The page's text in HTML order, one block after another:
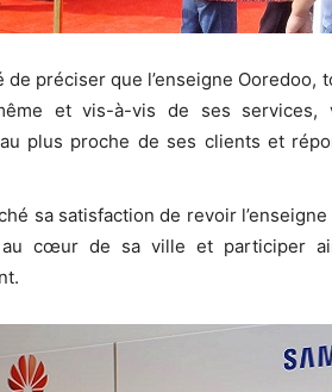
de préciser que l’enseigne
et vis-à-vis de ses
plus proche de ses clients et
sa satisfaction de revoir
au cœur de sa ville et participer